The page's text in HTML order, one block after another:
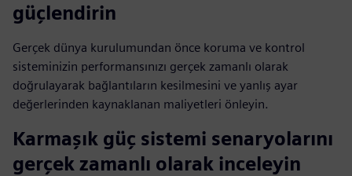
güçlendirin
Gerçek dünya kurulumundan önce koruma ve kontrol
sisteminizin performansınızı gerçek zamanlı olarak
doğrulayarak bağlantıların kesilmesini ve yanlış ayar
değerlerinden kaynaklanan maliyetleri önleyin.
Karmaşık güç sistemi senaryolarını
gerçek zamanlı olarak inceleyin